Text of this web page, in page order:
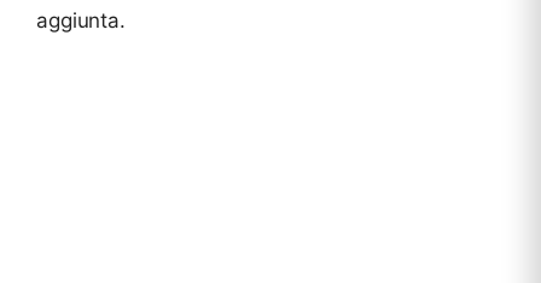
aggiunta.